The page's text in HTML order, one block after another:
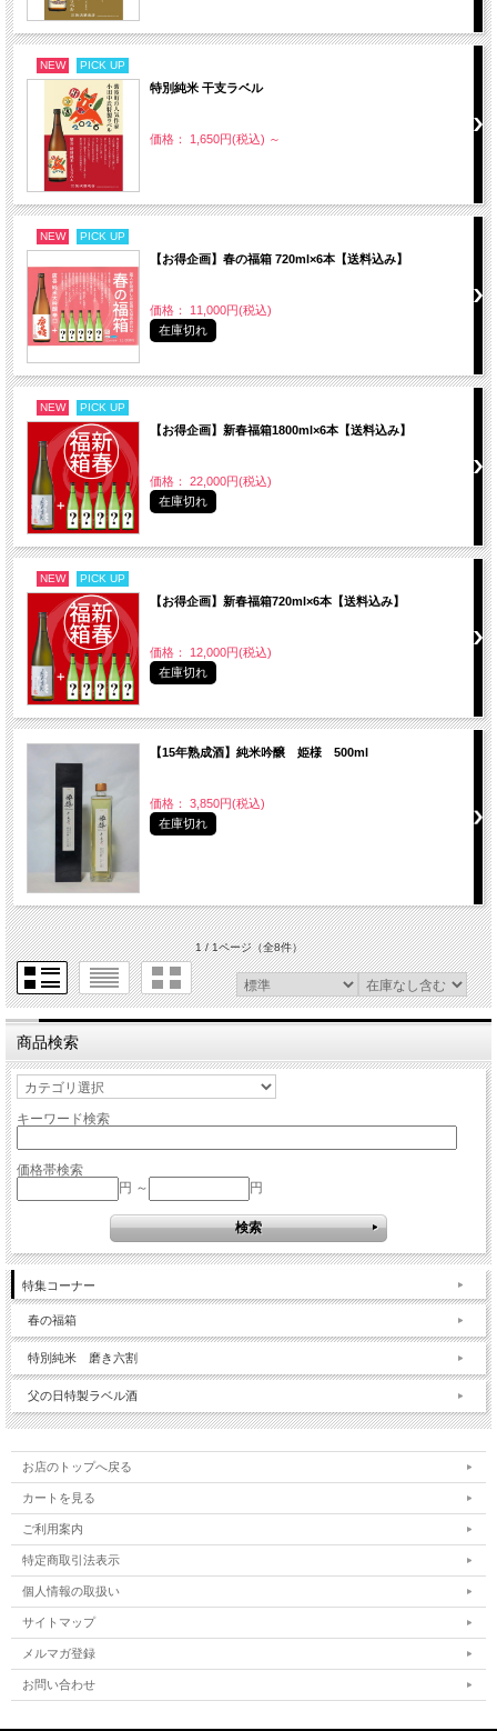
NEW PICK UP
特別純米 干支ラベル
価格： 1,650円(税込) ～
NEW PICK UP
【お得企画】春の福箱 720ml×6本【送料込み】
価格： 11,000円(税込)
在庫切れ
NEW PICK UP
【お得企画】新春福箱1800ml×6本【送料込み】
価格： 22,000円(税込)
在庫切れ
NEW PICK UP
【お得企画】新春福箱720ml×6本【送料込み】
価格： 12,000円(税込)
在庫切れ
【15年熟成酒】純米吟醸 姫様 500ml
価格： 3,850円(税込)
在庫切れ
1 / 1ページ（全8件）
商品検索
キーワード検索
価格帯検索
円 ～
円
特集コーナー
春の福箱
特別純米 磨き六割
父の日特製ラベル酒
お店のトップへ戻る
カートを見る
ご利用案内
特定商取引法表示
個人情報の取扱い
サイトマップ
メルマガ登録
お問い合わせ